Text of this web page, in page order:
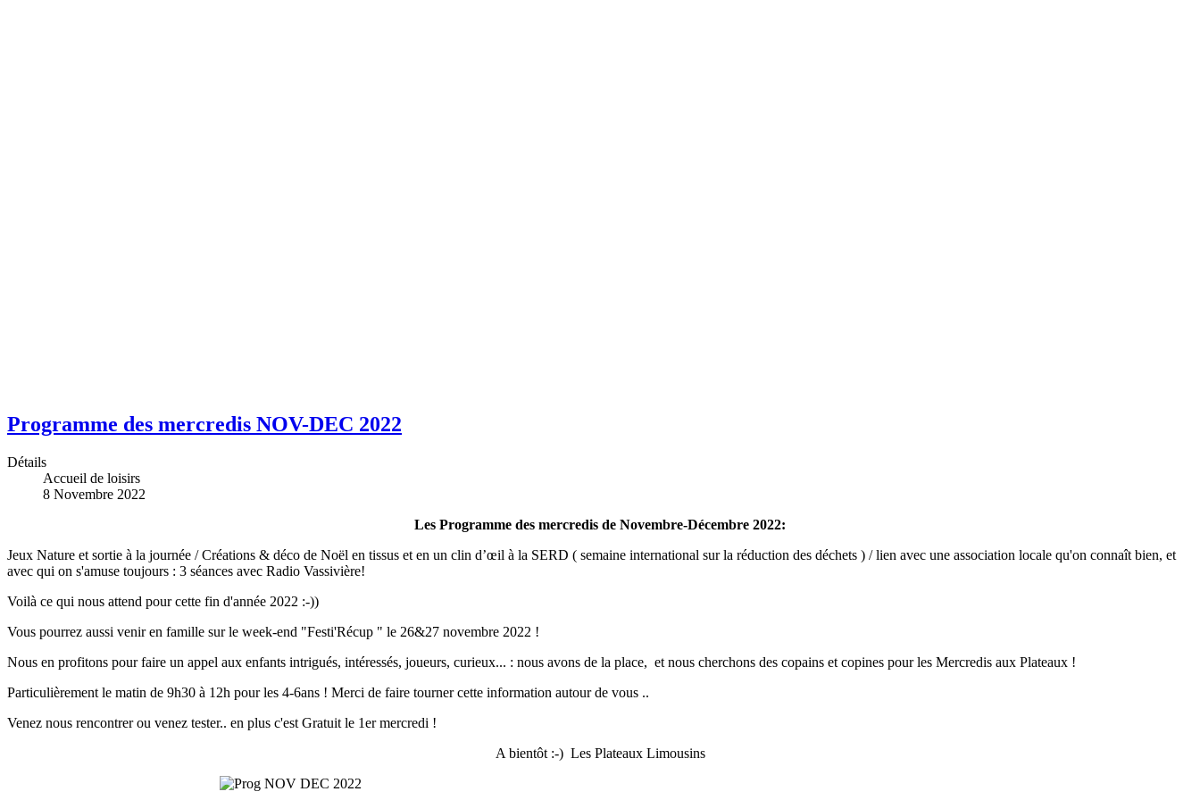
Programme des mercredis NOV-DEC 2022
Détails
Accueil de loisirs
8 Novembre 2022
Les Programme des mercredis de Novembre-Décembre 2022:
Jeux Nature et sortie à la journée / Créations & déco de Noël en tissus et en un clin d’œil à la SERD ( semaine international sur la réduction des déchets ) / lien avec une association locale qu'on connaît bien, et
avec qui on s'amuse toujours : 3 séances avec Radio Vassivière!
Voilà ce qui nous attend pour cette fin d'année 2022 :-))
Vous pourrez aussi venir en famille sur le week-end "Festi'Récup " le 26&27 novembre 2022 !
Nous en profitons pour faire un appel aux enfants intrigués, intéressés, joueurs, curieux... : nous avons de la place, et nous cherchons des copains et copines pour les Mercredis aux Plateaux !
Particulièrement le matin de 9h30 à 12h pour les 4-6ans ! Merci de faire tourner cette information autour de vous ..
Venez nous rencontrer ou venez tester.. en plus c'est Gratuit le 1er mercredi !
A bientôt :-) Les Plateaux Limousins